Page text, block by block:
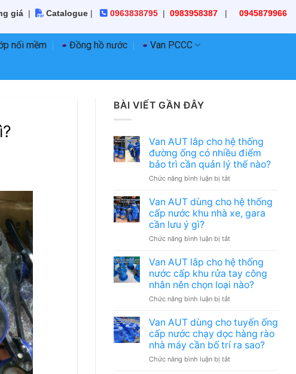
giá | Catalogue | 0963838795 | 0983958387 | 0945879966
nối mềm Đồng hồ nước Van PCCC
BÀI VIẾT GẦN ĐÂY
Van AUT lắp cho hệ thống
đường ống có nhiều điểm
bảo trì cần quản lý thế nào?
Chức năng bình luận bị tắtở
AUT
cho
thống
ống
có
nhiều
điểm
bảo
cần
quản
lý
thế
nào?
Van AUT dùng cho hệ thống
cấp nước khu nhà xe, gara
cần lưu ý gì?
Chức năng bình luận bị tắtở
AUT
dùng
cho
hệ
thống
nước
khu
nhà
xe,
gara
Van AUT lắp cho hệ thống
nước cấp khu rửa tay công
nhân nên chọn loại nào?
Chức năng bình luận bị tắtở
AUT
lắp
cho
hệ
thống
Van AUT dùng cho tuyến ống
cấp nước chạy dọc hàng rào
nhà máy cần bố trí ra sao?
Chức năng bình luận bị tắtở